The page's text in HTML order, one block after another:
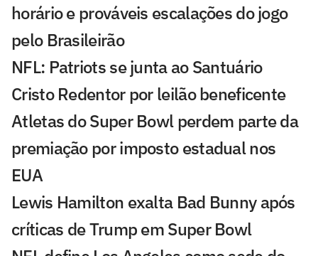
horário e prováveis escalações do jogo
pelo Brasileirão
NFL: Patriots se junta ao Santuário
Cristo Redentor por leilão beneficente
Atletas do Super Bowl perdem parte da
premiação por imposto estadual nos
EUA
Lewis Hamilton exalta Bad Bunny após
críticas de Trump em Super Bowl